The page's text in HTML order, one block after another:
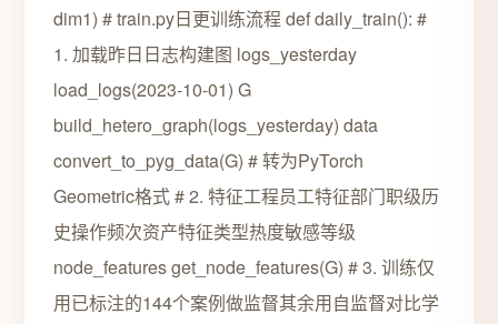
dim1) # train.py日更训练流程 def daily_train(): #
1. 加载昨日日志构建图 logs_yesterday
load_logs(2023-10-01) G
build_hetero_graph(logs_yesterday) data
convert_to_pyg_data(G) # 转为PyTorch
Geometric格式 # 2. 特征工程员工特征部门职级历
史操作频次资产特征类型热度敏感等级
node_features get_node_features(G) # 3. 训练仅
用已标注的144个案例做监督其余用自监督对比学